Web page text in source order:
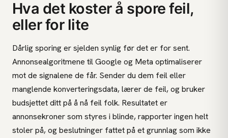
Hva det koster å spore feil,
eller for lite
Dårlig sporing er sjelden synlig før det er for sent.
Annonsealgoritmene til Google og Meta optimaliserer
mot de signalene de får. Sender du dem feil eller
manglende konverteringsdata, lærer de feil, og bruker
budsjettet ditt på å nå feil folk. Resultatet er
annonsekroner som styres i blinde, rapporter ingen helt
stoler på, og beslutninger fattet på et grunnlag som ikke